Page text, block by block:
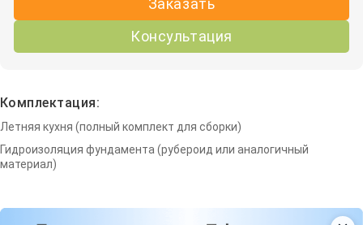
Заказать
Консультация
Комплектация:
Летняя кухня (полный комплект для сборки)
Гидроизоляция фундамента (рубероид или аналогичный
материал)